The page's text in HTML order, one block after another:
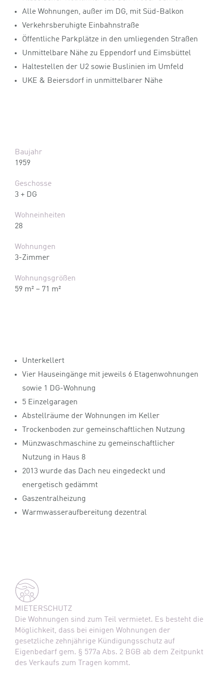
Alle Wohnungen, außer im DG, mit Süd-Balkon
Verkehrsberuhigte Einbahnstraße
Öffentliche Parkplätze in den umliegenden Straßen
Unmittelbare Nähe zu Eppendorf und Eimsbüttel
Haltestellen der U2 sowie Buslinien im Umfeld
UKE & Beiersdorf in unmittelbarer Nähe
Baujahr
1959
Geschosse
3 + DG
Wohneinheiten
28
Wohnungen
3-Zimmer
Wohnungsgrößen
59 m² – 71 m²
Unterkellert
Vier Hauseingänge mit jeweils 6 Etagenwohnungen
sowie 1 DG-Wohnung
5 Einzelgaragen
Abstellräume der Wohnungen im Keller
Trockenboden zur gemeinschaftlichen Nutzung
Münzwaschmaschine zu gemeinschaftlicher
Nutzung in Haus 8
2013 wurde das Dach neu eingedeckt und
energetisch gedämmt
Gaszentralheizung
Warmwasseraufbereitung dezentral
MIETERSCHUTZ
Die Wohnungen sind zum Teil vermietet. Es besteht die
Möglichkeit, dass bei einigen Wohnungen der
gesetzliche zehnjährige Kündigungsschutz auf
Eigenbedarf gem. § 577a Abs. 2 BGB ab dem Zeitpunkt
des Verkaufs zum Tragen kommt.